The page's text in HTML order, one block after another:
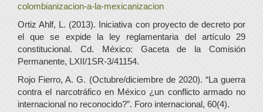
colombianizacion-a-la-mexicanizacion
Ortiz Ahlf, L. (2013). Iniciativa con proyecto de decreto por
el que se expide la ley reglamentaria del artículo 29
constitucional. Cd. México: Gaceta de la Comisión
Permanente, LXII/1SR-3/41154.
Rojo Fierro, A. G. (Octubre/diciembre de 2020). “La guerra
contra el narcotráfico en México ¿un conflicto armado no
internacional no reconocido?”. Foro internacional, 60(4).